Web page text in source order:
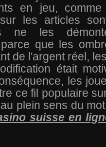
en jeu,
les articles
ne les
que les
de l'argent réel,
était
les
ce fil populaire
plein sens du
suisse en